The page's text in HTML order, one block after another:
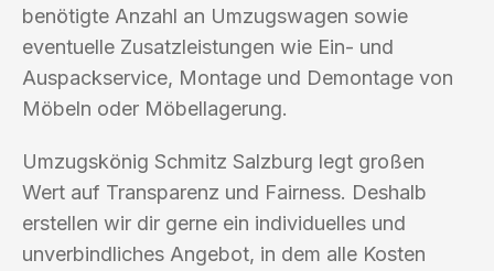
benötigte Anzahl an Umzugswagen sowie
eventuelle Zusatzleistungen wie Ein- und
Auspackservice, Montage und Demontage von
Möbeln oder Möbellagerung.
Umzugskönig Schmitz Salzburg legt großen
Wert auf Transparenz und Fairness. Deshalb
erstellen wir dir gerne ein individuelles und
unverbindliches Angebot, in dem alle Kosten